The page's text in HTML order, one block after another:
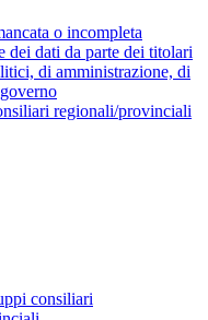
o incompleta
dei dati da parte dei titolari
di amministrazione, di
regionali/provinciali
consiliari